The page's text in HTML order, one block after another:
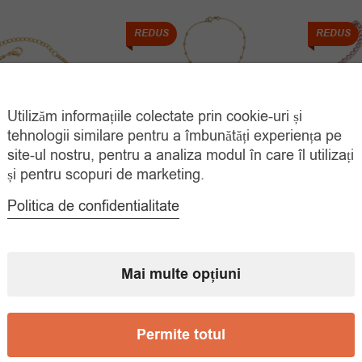
Placată Aur
Ariana
REDUS
Bratara Placata Aur Gen
inițial
a
fost:
78.00 lei.
curent
este:
45.00 lei.
COȘ
REDUS
Utilizăm informațiile colectate prin cookie-uri și
tehnologii similare pentru a îmbunătăți experiența pe
site-ul nostru, pentru a analiza modul în care îl utilizați
și pentru scopuri de marketing.
Politica de confidentialitate
Mai multe opțiuni
Permite totul